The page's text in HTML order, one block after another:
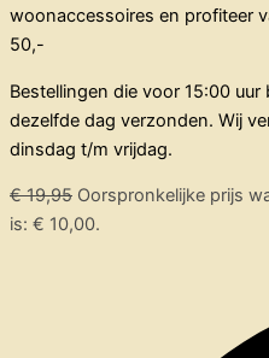
woonaccessoires en profiteer
50,-
Bestellingen die voor 15:00
dezelfde dag verzonden. Wij
dinsdag t/m vrijdag.
€19,95 Oorspronkelijke prijs
is: € 10,00.